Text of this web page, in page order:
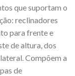
que suportam o
reclinadores
para frente e
de altura, dos
Compõem a
de